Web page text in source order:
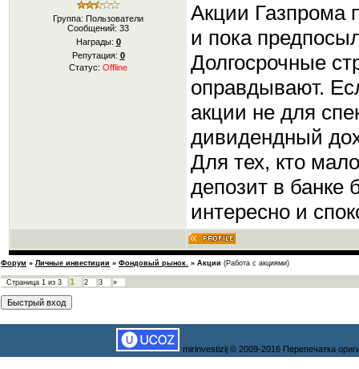
Группа: Пользователи
Сообщений: 33
Награды: 0
Репутация: 0
Статус: Offline
Акции Газпрома
и пока
Долгосрочные
оправдывают.
акции не для
дивидендный
Для тех, кто
депозит в банке
интересно и
Форум » Личные инвестиции » Фондовый рынок. » Акции (Работа с акциями)
Страница 1 из 3 1 2 3 »
mirinvestizij © 2009-2016 Перепечатка